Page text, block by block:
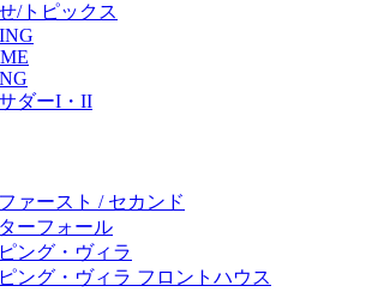
/トピックス
ダーI・II
ァースト / セカンド
ーフォール
ング・ヴィラ
ング・ヴィラ フロントハウス